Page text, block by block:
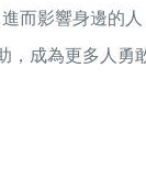
而影響身邊的人
成為更多人勇